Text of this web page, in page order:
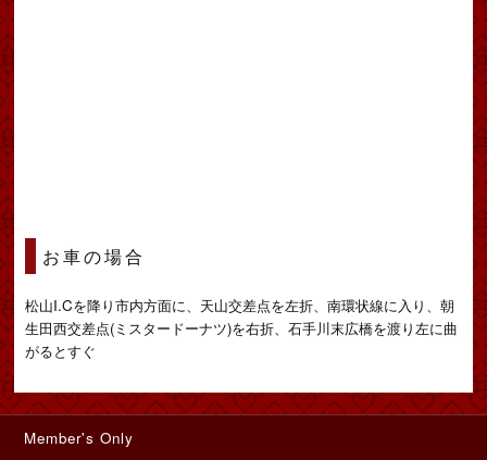
お車の場合
松山I.Cを降り市内方面に、天山交差点を左折、南環状線に入り、朝
生田西交差点(ミスタードーナツ)を右折、石手川末広橋を渡り左に曲
がるとすぐ
Member's Only